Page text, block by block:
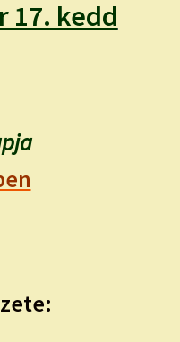
LIMITÁLT!
17. kedd